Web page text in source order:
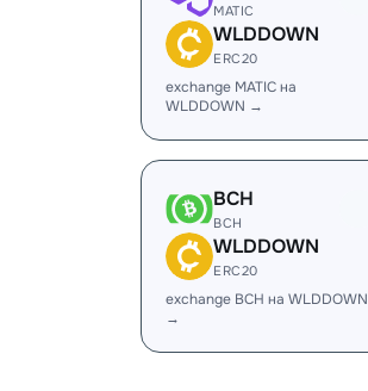
MATIC
WLDDOWN
ERC20
exchange MATIC на
WLDDOWN →
BCH
BCH
WLDDOWN
ERC20
exchange BCH на WLDDOWN
→